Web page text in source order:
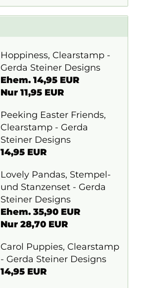
Hoppiness, Clearstamp -
Gerda Steiner Designs
Ehem. 14,95 EUR
Nur 11,95 EUR
Peeking Easter Friends,
Clearstamp - Gerda
Steiner Designs
14,95 EUR
Lovely Pandas, Stempel-
und Stanzenset - Gerda
Steiner Designs
Ehem. 35,90 EUR
Nur 28,70 EUR
Carol Puppies, Clearstamp
- Gerda Steiner Designs
14,95 EUR